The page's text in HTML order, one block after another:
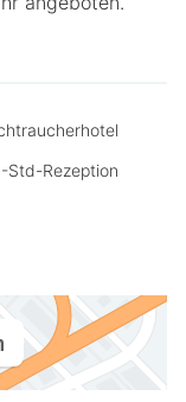
Std-Rezeption